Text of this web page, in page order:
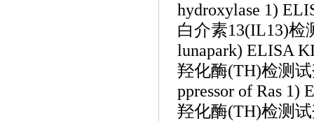
hydroxylase 1)
白介素13(IL13)检
lunapark) ELISA
羟化酶(TH)检测
ppressor of Ras 1)
羟化酶(TH)检测